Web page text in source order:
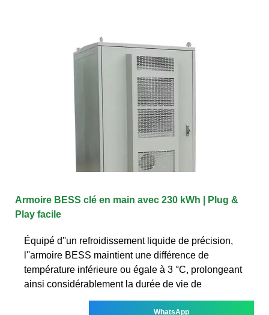
Armoire BESS clé en main avec 230 kWh | Plug &
Play facile
Équipé d''un refroidissement liquide de précision,
l''armoire BESS maintient une différence de
température inférieure ou égale à 3 °C, prolongeant
ainsi considérablement la durée de vie de
WhatsApp